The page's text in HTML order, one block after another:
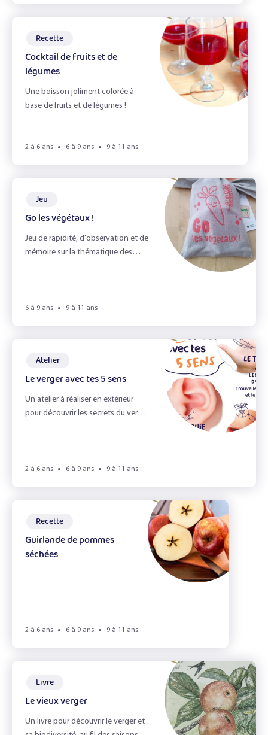
L'odorat
La Cuisine
la fete d'école
Le Goût
Le miel et l'odorat
Les émotions
Les fruits du verger
Les herbes aromatiques
Les légumineuses
Les pommes
Portraits gourmands
Sandwich !
Recette
Cocktail de fruits et de
légumes
Une boisson joliment colorée à
base de fruits et de légumes !
2 à 6 ans 6 à 9 ans 9 à 11 ans
Jeu
Go les végétaux !
Jeu de rapidité, d'observation et de
mémoire sur la thématique des
6 à 9 ans 9 à 11 ans
Atelier
Le verger avec tes 5 sens
Un atelier à réaliser en extérieur
pour découvrir les secrets du verger
2 à 6 ans 6 à 9 ans 9 à 11 ans
Recette
Guirlande de pommes
séchées
2 à 6 ans 6 à 9 ans 9 à 11 ans
Livre
Le vieux verger
Un livre pour découvrir le verger et